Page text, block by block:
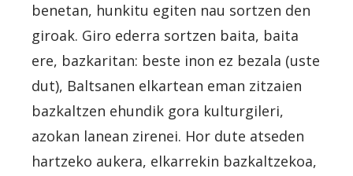
benetan, hunkitu egiten nau sortzen den
giroak. Giro ederra sortzen baita, baita
ere, bazkaritan: beste inon ez bezala (uste
dut), Baltsanen elkartean eman zitzaien
bazkaltzen ehundik gora kulturgileri,
azokan lanean zirenei. Hor dute atseden
hartzeko aukera, elkarrekin bazkaltzekoa,